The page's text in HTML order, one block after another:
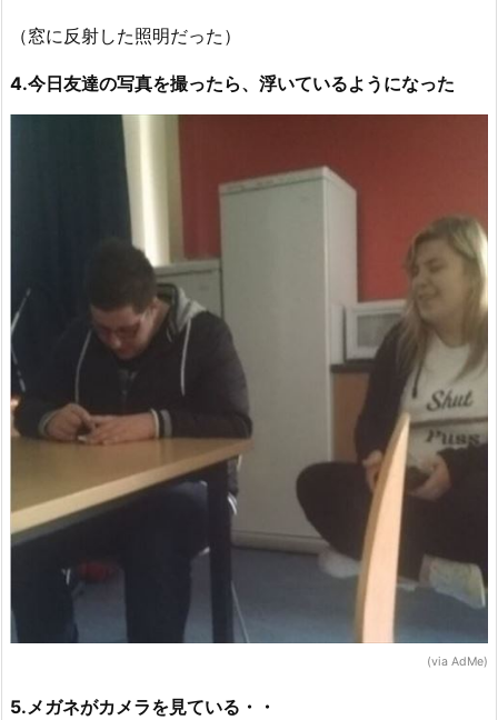
（窓に反射した照明だった）
4.今日友達の写真を撮ったら、浮いているようになった
(via AdMe)
5.メガネがカメラを見ている・・